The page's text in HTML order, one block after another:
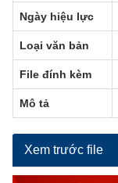
Ngày hiệu lực
Loại văn bản
File đính kèm
Mô tả
Xem trước file